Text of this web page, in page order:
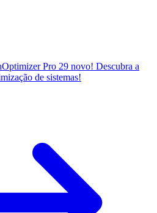
Pro 29 novo! Descubra a
de sistemas!